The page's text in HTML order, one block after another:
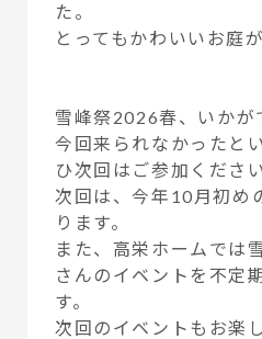
た。
とってもかわいいお庭
雪峰祭2026春、いかが
今回来られなかったと
ひ次回はご参加くださ
次回は、今年10月初め
ります。
また、高栄ホームでは
さんのイベントを不定
す。
次回のイベントもお楽